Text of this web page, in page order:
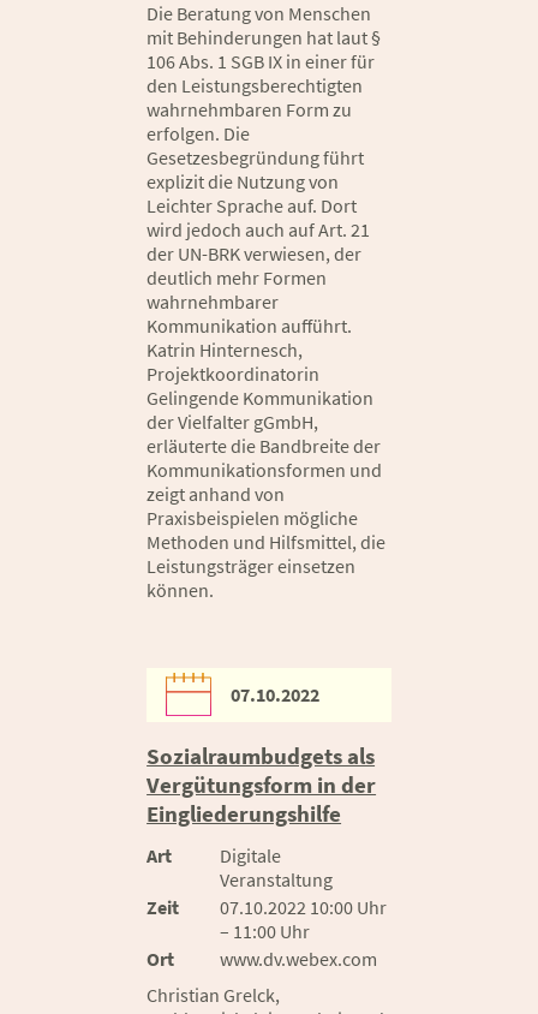
Die Beratung von Menschen
mit Behinderungen hat laut §
106 Abs. 1 SGB IX in einer für
den Leistungsberechtigten
wahrnehmbaren Form zu
erfolgen. Die
Gesetzesbegründung führt
explizit die Nutzung von
Leichter Sprache auf. Dort
wird jedoch auch auf Art. 21
der UN-BRK verwiesen, der
deutlich mehr Formen
wahrnehmbarer
Kommunikation aufführt.
Katrin Hinternesch,
Projektkoordinatorin
Gelingende Kommunikation
der Vielfalter gGmbH,
erläuterte die Bandbreite der
Kommunikationsformen und
zeigt anhand von
Praxisbeispielen mögliche
Methoden und Hilfsmittel, die
Leistungsträger einsetzen
können.
07.10.2022
Sozialraumbudgets als
Vergütungsform in der
Eingliederungshilfe
Art
Digitale
Veranstaltung
Zeit
07.10.2022 10:00 Uhr
– 11:00 Uhr
Ort
www.dv.webex.com
Christian Grelck,